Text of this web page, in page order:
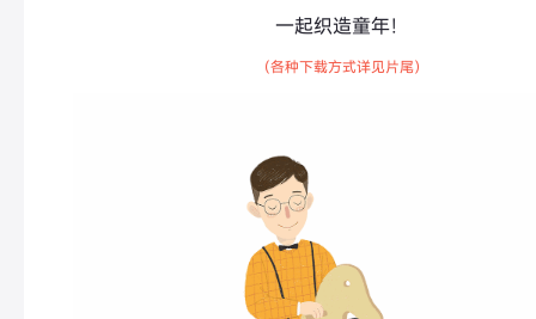
一起织造童年！
（各种下载方式详见片尾）